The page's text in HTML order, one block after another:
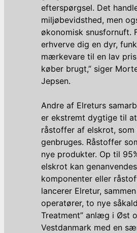
efterspørgsel. Det
miljøbevidsthed, men
økonomisk snusfornuft.
erhverve dig en dyr,
mærkevare til en lav
køber brugt,” siger
Jepsen.
Andre af Elreturs
er ekstremt dygtige til
råstoffer af elskrot, som
genbruges. Råstoffer
nye produkter. Op til
elskrot kan
komponenter eller
lancerer Elretur,
operatører, to nye
Treatment” anlæg i Øst
Vestdanmark med en